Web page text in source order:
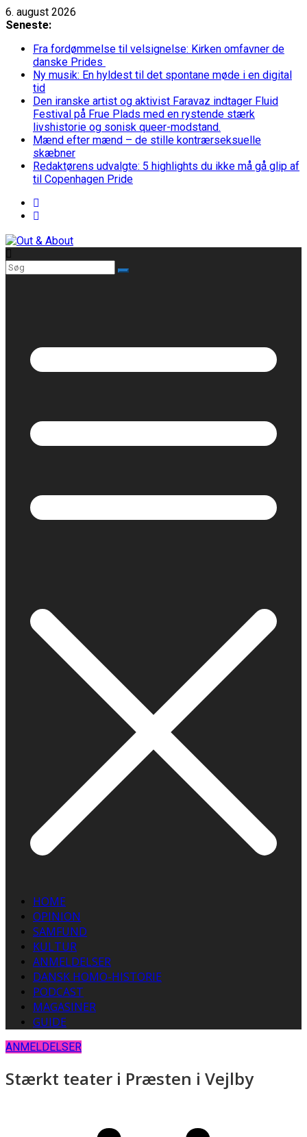
Skip
to
6. august 2026
Seneste:
Fra fordømmelse til velsignelse: Kirken omfavner de
danske Prides
Ny musik: En hyldest til det spontane møde i en digital
tid
Den iranske artist og aktivist Faravaz indtager Fluid
Festival på Frue Plads med en rystende stærk
livshistorie og sonisk queer-modstand.
Mænd efter mænd – de stille kontrærseksuelle
skæbner
Redaktørens udvalgte: 5 highlights du ikke må gå glip af
til Copenhagen Pride
HOME
OPINION
SAMFUND
KULTUR
ANMELDELSER
DANSK HOMO-HISTORIE
PODCAST
MAGASINER
GUIDE
ANMELDELSER
Stærkt teater i Præsten i Vejlby